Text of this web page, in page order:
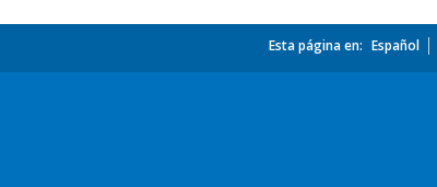
Esta página en: Español